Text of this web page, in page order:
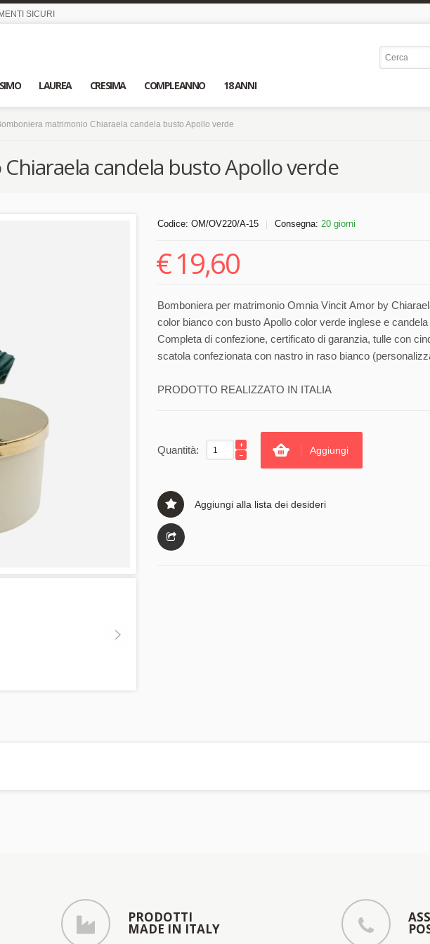
SICURI
LAUREA CRESIMA COMPLEANNO 18 ANNI
matrimonio Chiaraela candela busto Apollo verde
candela busto Apollo verde
Codice: OM/OV220/A-15 Consegna: 20 giorni
€19,60
Bomboniera per matrimonio Omnia Vincit Amor by
color bianco con busto Apollo color verde inglese e
Completa di confezione, certificato di garanzia, tulle con
scatola confezionata con nastro in raso bianco
PRODOTTO REALIZZATO IN ITALIA
Quantità: Aggiungi
Aggiungi alla lista dei desideri
PRODOTTI
MADE IN ITALY